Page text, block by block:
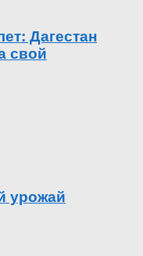
Дагестан
свой
урожай